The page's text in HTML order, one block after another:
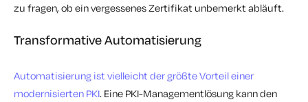
zu fragen, ob ein vergessenes Zertifikat unbemerkt abläuft.
Transformative Automatisierung
Automatisierung ist vielleicht der größte Vorteil einer
modernisierten PKI. Eine PKI-Managementlösung kann den